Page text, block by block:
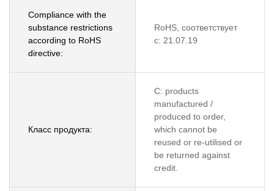
Compliance with the
substance restrictions
according to RoHS
directive:
RoHS, соответствует
с: 21.07.19
Класс продукта:
C: products
manufactured /
produced to order,
which cannot be
reused or re-utilised or
be returned against
credit.